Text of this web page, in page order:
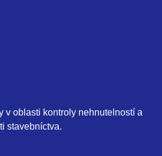
v oblasti kontroly nehnutelností a
stavebníctva.